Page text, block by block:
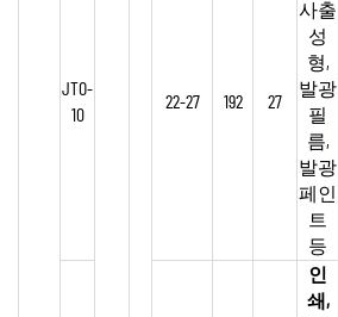
JTO-
10
22-27 192 27
사출
성
형,
발광
필
름,
발광
페인
트
등
인
쇄,